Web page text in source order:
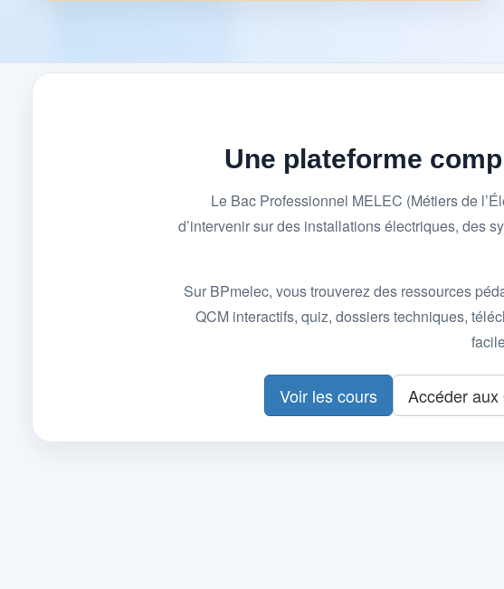
Une plateforme
Le Bac Professionnel MELEC (Métiers de
d’intervenir sur des installations électriques, des
Sur BPmelec, vous trouverez des ressources
QCM interactifs, quiz, dossiers techniques,
Voir les cours Accéder aux